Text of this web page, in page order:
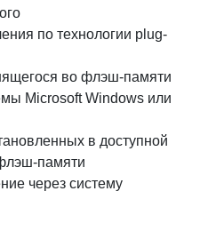
по технологии plug-
во флэш-памяти
Microsoft Windows или
в доступной
памяти
через систему